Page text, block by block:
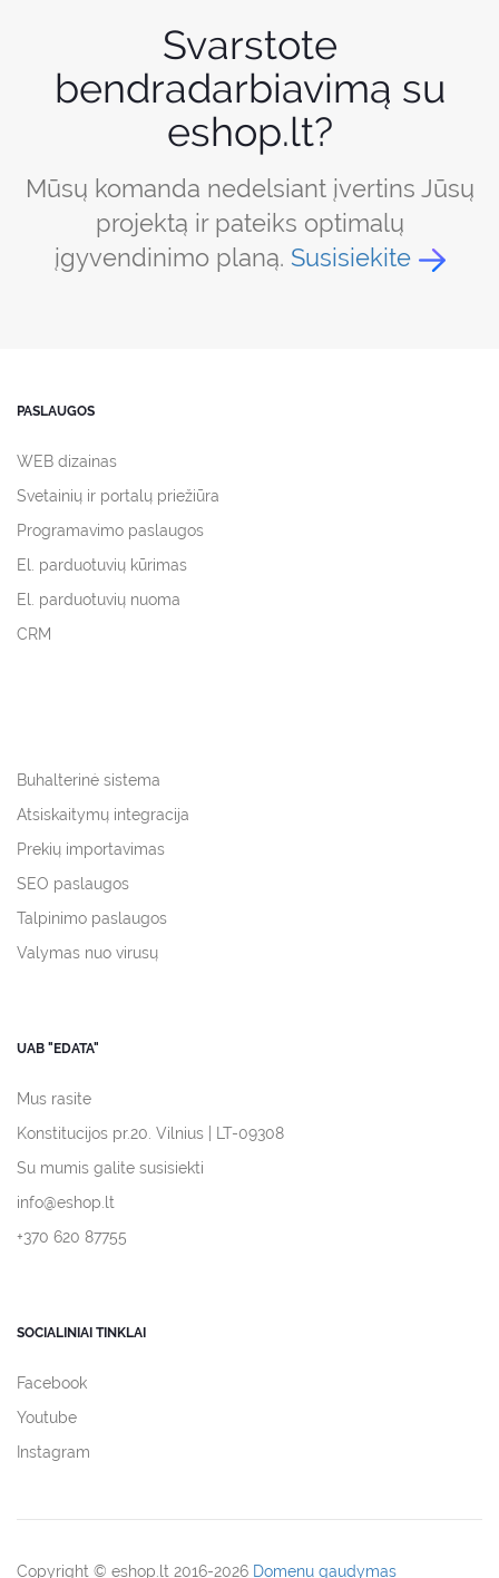
Svarstote
bendradarbiavimą su
eshop.lt?
Mūsų komanda nedelsiant įvertins Jūsų
projektą ir pateiks optimalų
įgyvendinimo planą. Susisiekite
PASLAUGOS
WEB dizainas
Svetainių ir portalų priežiūra
Programavimo paslaugos
El. parduotuvių kūrimas
El. parduotuvių nuoma
CRM
Buhalterinė sistema
Atsiskaitymų integracija
Prekių importavimas
SEO paslaugos
Talpinimo paslaugos
Valymas nuo virusų
UAB "EDATA"
Mus rasite
Konstitucijos pr.20. Vilnius | LT-09308
Su mumis galite susisiekti
info@eshop.lt
+370 620 87755
SOCIALINIAI TINKLAI
Facebook
Youtube
Instagram
Copyright © eshop.lt 2016-2026 Domenu gaudymas